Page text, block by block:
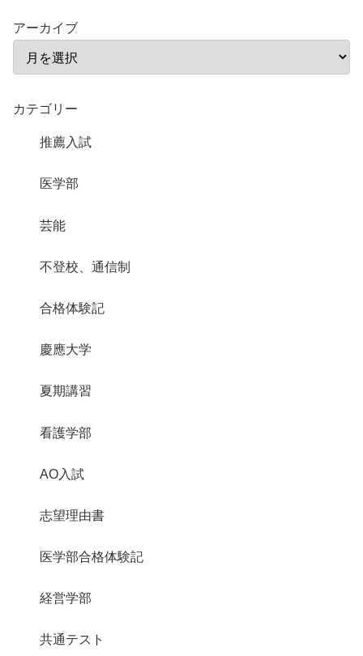
アーカイブ
カテゴリー
推薦入試
医学部
芸能
不登校、通信制
合格体験記
慶應大学
夏期講習
看護学部
AO入試
志望理由書
医学部合格体験記
経営学部
共通テスト